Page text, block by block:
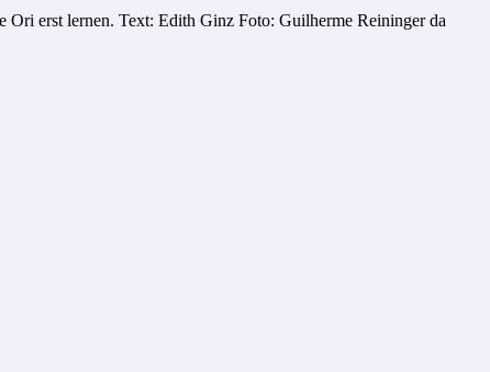
Ori erst lernen. Text: Edith Ginz Foto: Guilherme Reininger da